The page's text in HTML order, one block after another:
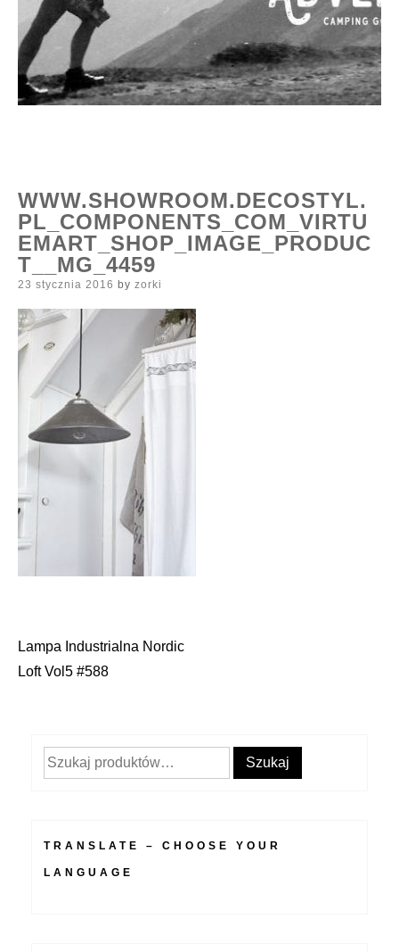
WWW.SHOWROOM.DECOSTYL.
PL_COMPONENTS_COM_VIRTU
EMART_SHOP_IMAGE_PRODUC
T__MG_4459
Posted
23 stycznia 2016 by zorki
Nawigacja
Lampa Industrialna Nordic
Loft Vol5 #588
Szukaj: Szukaj
TRANSLATE – CHOOSE YOUR
LANGUAGE